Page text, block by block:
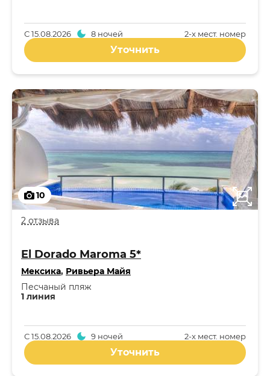
2-x мест. номер
С15.08.2026 8 ночей
Уточнить
10
2 отзыва
El Dorado Maroma 5*
Мексика, Ривьера Майя
1 линия
Песчаный пляж
2-x мест. номер
С15.08.2026 9 ночей
Уточнить